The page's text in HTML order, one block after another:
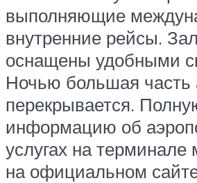
выполняющие
внутренние рейсы.
оснащены удобными
Ночью большая часть
перекрывается.
информацию об
услугах на терминале
на официальном